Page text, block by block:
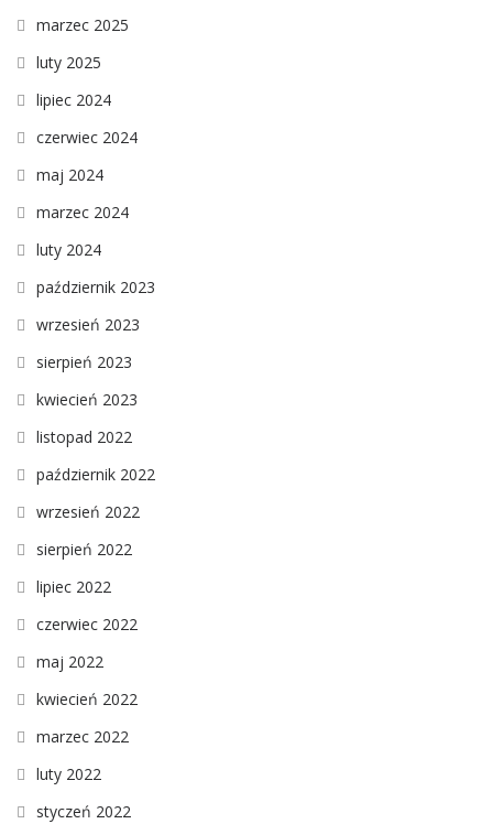
marzec 2025
luty 2025
lipiec 2024
czerwiec 2024
maj 2024
marzec 2024
luty 2024
październik 2023
wrzesień 2023
sierpień 2023
kwiecień 2023
listopad 2022
październik 2022
wrzesień 2022
sierpień 2022
lipiec 2022
czerwiec 2022
maj 2022
kwiecień 2022
marzec 2022
luty 2022
styczeń 2022